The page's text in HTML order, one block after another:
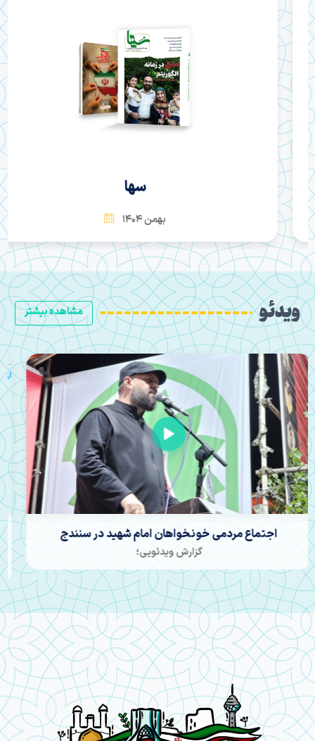
بهمن 1404
مشاهده بیشتر ویدئو
«همپای مسافر اردیبهشت»؛ روایت سفر تاریخی رهبر شهید
به کردستان از نگاه زائران مشهد
گزارش تصویری؛